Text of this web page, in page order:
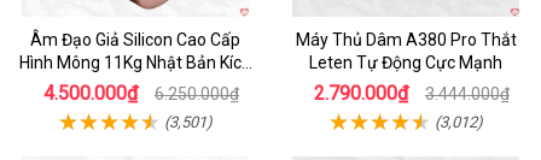
Âm Đạo Giả Silicon Cao Cấp
Hình Mông 11Kg Nhật Bản Kích
Thước Như Thật
4.500.000₫ 6.250.000₫
(3,501)
Máy Thủ Dâm A380 Pro Thắt
Leten Tự Động Cực Mạnh
2.790.000₫ 3.444.000₫
(3,012)